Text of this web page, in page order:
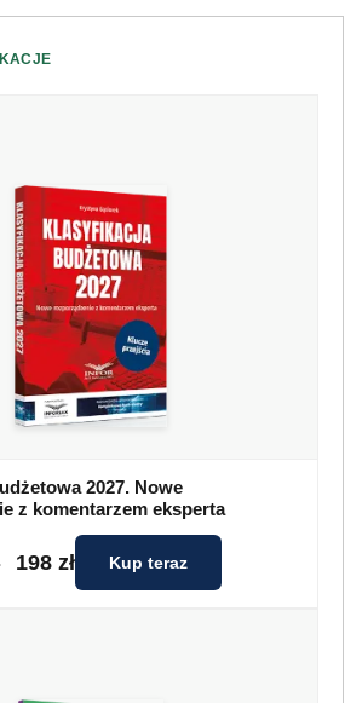
2027. Nowe
z komentarzem eksperta
198 zł Kup teraz